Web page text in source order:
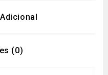
(0)